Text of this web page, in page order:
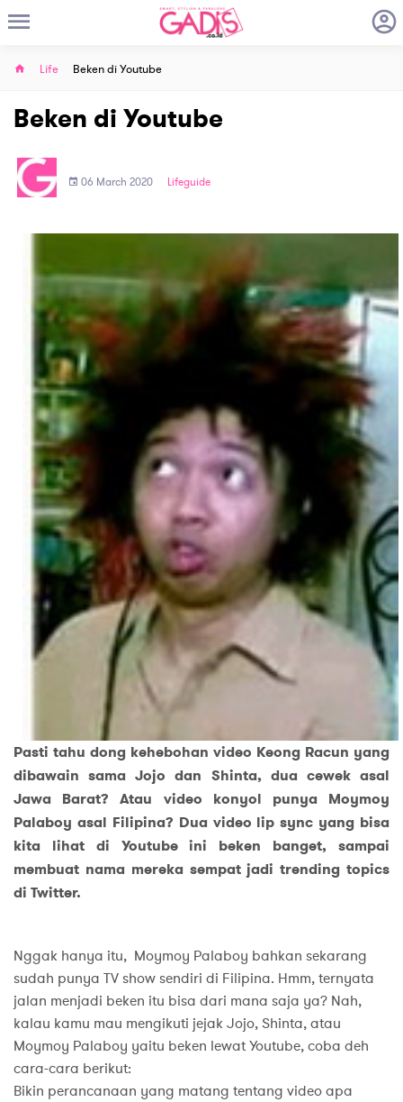
Life Beken di Youtube
Beken di Youtube
06 March 2020 Lifeguide
Pasti tahu dong kehebohan video Keong Racun yang
dibawain sama Jojo dan Shinta, dua cewek asal
Jawa Barat? Atau video konyol punya Moymoy
Palaboy asal Filipina? Dua video lip sync yang bisa
kita lihat di Youtube ini beken banget, sampai
membuat nama mereka sempat jadi trending topics
di Twitter.
Nggak hanya itu, Moymoy Palaboy bahkan sekarang
sudah punya TV show sendiri di Filipina. Hmm, ternyata
jalan menjadi beken itu bisa dari mana saja ya? Nah,
kalau kamu mau mengikuti jejak Jojo, Shinta, atau
Moymoy Palaboy yaitu beken lewat Youtube, coba deh
cara-cara berikut:
Bikin perancanaan yang matang tentang video apa